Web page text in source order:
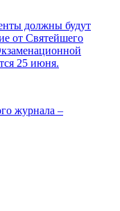
должны будут
от Святейшего
25 июня.
журнала –